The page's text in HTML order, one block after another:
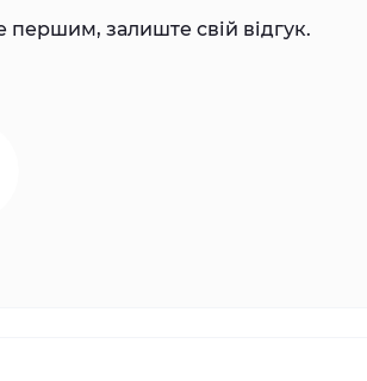
першим, залиште свій відгук.